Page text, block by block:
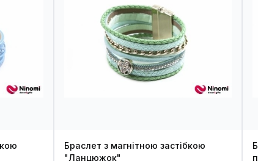
Браслет з магнітною застібкою
"Ланцюжок"